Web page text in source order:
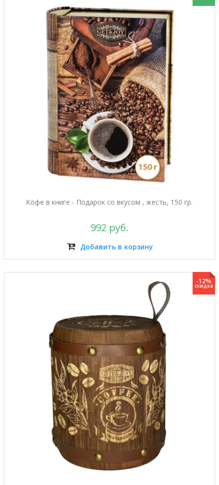
Кофе в книге - Подарок со вкусом , жесть, 150 гр.
992 руб.
Добавить в корзину
-12%
скидка